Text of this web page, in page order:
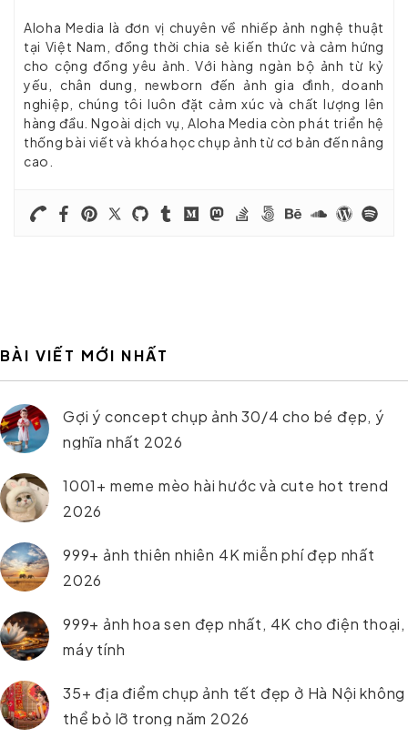
Aloha Media là đơn vị chuyên về nhiếp ảnh nghệ thuật
tại Việt Nam, đồng thời chia sẻ kiến thức và cảm hứng
cho cộng đồng yêu ảnh. Với hàng ngàn bộ ảnh từ kỷ
yếu, chân dung, newborn đến ảnh gia đình, doanh
nghiệp, chúng tôi luôn đặt cảm xúc và chất lượng lên
hàng đầu. Ngoài dịch vụ, Aloha Media còn phát triển hệ
thống bài viết và khóa học chụp ảnh từ cơ bản đến nâng
cao.
BÀI VIẾT MỚI NHẤT
Gợi ý concept chụp ảnh 30/4 cho bé đẹp, ý
nghĩa nhất 2026
1001+ meme mèo hài hước và cute hot trend
2026
999+ ảnh thiên nhiên 4K miễn phí đẹp nhất
2026
999+ ảnh hoa sen đẹp nhất, 4K cho điện thoại,
máy tính
35+ địa điểm chụp ảnh tết đẹp ở Hà Nội không
thể bỏ lỡ trong năm 2026